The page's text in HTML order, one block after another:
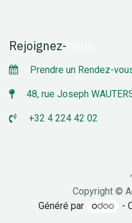
Rejoignez-
Prendre un Rendez-
48, rue Joseph
+32 4 224 42 02
Copyright ©
Généré par
-